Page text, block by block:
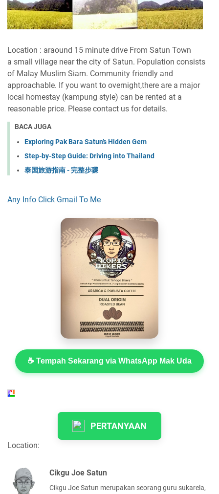
Location : araound 15 minute drive From Satun Town
a small village near the city of Satun. Population consists
of Malay Muslim Siam. Community friendly and
approachable. If you want to overnight,there are a major
local homestay (kampung style) can be rented at a
reasonable price. Please contact us fordetails.
BACA JUGA
Exploring Pak Bara Satun’s Hidden Gem
Step-by-Step Guide: Driving into Thailand
泰国旅游指南 - 完整步骤
Any Info Click Gmail To Me
☕ Tempah Sekarang via WhatsApp Mak Uda
PERTANYAAN
Location:
Cikgu Joe Satun
Cikgu Joe Satun merupakan seorang guru sukarela,